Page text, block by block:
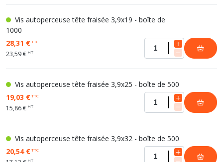
Vis autoperceuse tête fraisée 3,9x19 - boîte de
1000
28,31 €TTC
23,59 € HT
Vis autoperceuse tête fraisée 3,9x25 - boîte de 500
19,03 €TTC
15,86 € HT
Vis autoperceuse tête fraisée 3,9x32 - boîte de 500
20,54 €TTC
HT